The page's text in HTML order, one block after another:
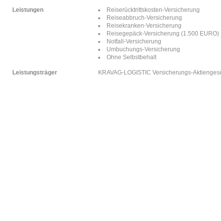
Leistungen
Reiserücktrittskosten-Versicherung
Reiseabbruch-Versicherung
Reisekranken-Versicherung
Reisegepäck-Versicherung (1.500 EURO)
Notfall-Versicherung
Umbuchungs-Versicherung
Ohne Selbstbehalt
Leistungsträger
KRAVAG-LOGISTIC Versicherungs-